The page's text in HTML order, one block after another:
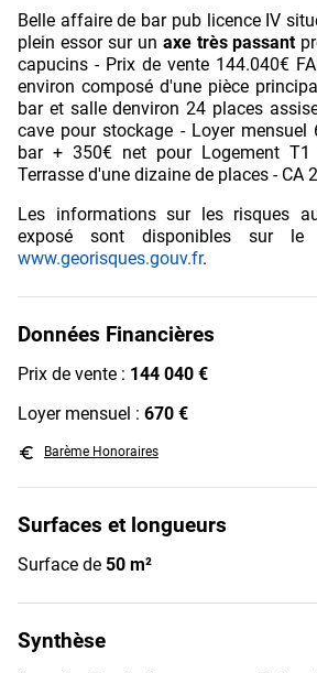
Belle affaire de bar pub licence IV
plein essor sur un axe très passant
capucins - Prix de vente 144.040€
environ composé d'une pièce
bar et salle denviron 24 places
cave pour stockage - Loyer mensuel
bar + 350€ net pour Logement
Terrasse d'une dizaine de places - CA
Les informations sur les risques
exposé sont disponibles sur le
www.georisques.gouv.fr.
Données Financières
Prix de vente : 144 040 €
Loyer mensuel : 670 €
euro_symbol Barème Honoraires
Surfaces et longueurs
Surface de 50 m²
Synthèse